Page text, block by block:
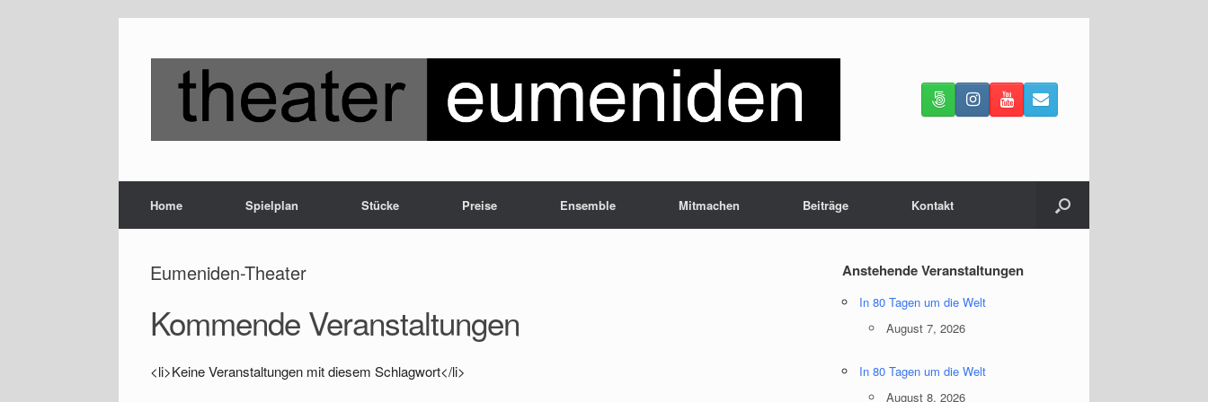
springen
Home Spielplan Stücke Preise Ensemble Mitmachen Beiträge Kontakt
Eumeniden-Theater
Kommende Veranstaltungen
<li>Keine Veranstaltungen mit diesem Schlagwort</li>
Anstehende Veranstaltungen
In 80 Tagen um die Welt
August 7, 2026
In 80 Tagen um die Welt
August 8, 2026